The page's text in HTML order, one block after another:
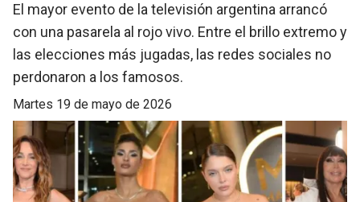
El mayor evento de la televisión argentina arrancó
con una pasarela al rojo vivo. Entre el brillo extremo y
las elecciones más jugadas, las redes sociales no
perdonaron a los famosos.
martes 19 de mayo de 2026